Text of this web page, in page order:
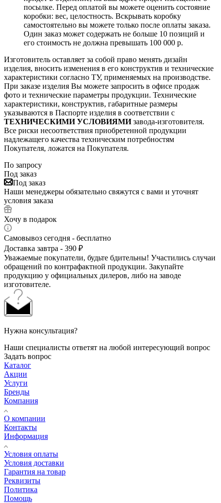
посылке. Перед оплатой вы можете оценить состояние
коробки: вес, целостность. Вскрывать коробку
самостоятельно вы можете только после оплаты заказа.
Один заказ может содержать не больше 10 позиций и
его стоимость не должна превышать 100 000 р.
Изготовитель оставляет за собой право менять дизайн
изделия, вносить изменения в его конструктив и технические
характеристики согласно ТУ, применяемых на производстве.
При заказе изделия Вы можете запросить в офисе продаж
фото и технические параметры продукции. Технические
характеристики, конструктив, габаритные размеры
указываются в Паспорте изделия в соответствии с
ТЕХНИЧЕСКИМИ УСЛОВИЯМИзавода-изготовителя.
Все риски несоответствия приобретенной продукции
надлежащего качества техническим потребностям
Покупателя, ложатся на Покупателя.
По запросу
Под заказ
Под заказ
Наши менеджеры обязательно свяжутся с вами и уточнят
условия заказа
Хочу в подарок
Самовывоз сегодня - бесплатно
Доставка завтра - 390 ₽
Уважаемые покупатели, будьте бдительны! Участились случаи
обращений по контрафактной продукции. Закупайте
продукцию у официальных дилеров, либо на заводе
изготовителе.
Нужна консультация?
Наши специалисты ответят на любой интересующий вопрос
Задать вопрос
Каталог
Акции
Услуги
Бренды
Компания
О компании
Контакты
Информация
Условия оплаты
Условия доставки
Гарантия на товар
Реквизиты
Политика
Помощь